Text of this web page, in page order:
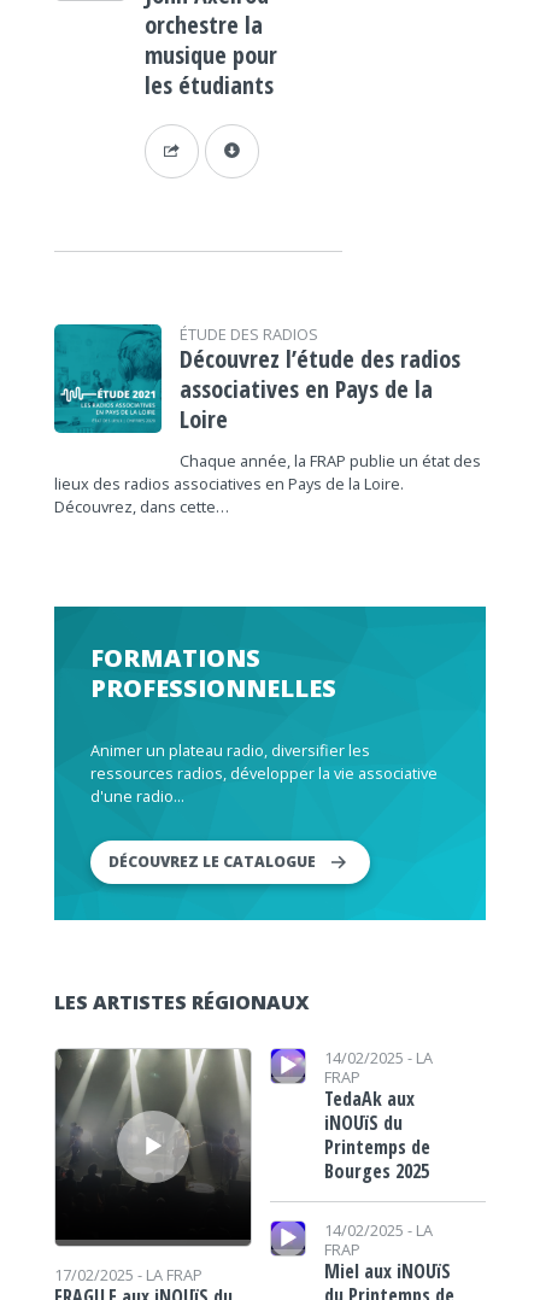
orchestre la
musique pour
les étudiants
ÉTUDE DES RADIOS
Découvrez l’étude des radios
associatives en Pays de la
Loire
Chaque année, la FRAP publie un état des
lieux des radios associatives en Pays de la Loire.
Découvrez, dans cette…
FORMATIONS
PROFESSIONNELLES
Animer un plateau radio, diversifier les
ressources radios, développer la vie associative
d'une radio...
DÉCOUVREZ LE CATALOGUE
LES ARTISTES RÉGIONAUX
Lecteur audio
17/02/2025 - LA FRAP
Lecteur audio 14/02/2025 - LA
FRAP
TedaAk aux
iNOUïS du
Printemps de
Bourges 2025
Lecteur audio
14/02/2025 - LA
FRAP
Miel aux iNOUïS